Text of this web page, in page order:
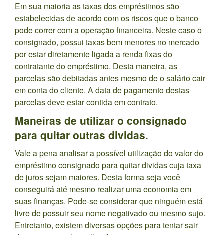
Em sua maioria as taxas dos empréstimos são
estabelecidas de acordo com os riscos que o banco
pode correr com a operação financeira. Neste caso o
consignado, possui taxas bem menores no mercado
por estar diretamente ligada a renda fixas do
contratante do empréstimo. Desta maneira, as
parcelas são debitadas antes mesmo de o salário cair
em conta do cliente. A data de pagamento destas
parcelas deve estar contida em contrato.
Maneiras de utilizar o consignado
para quitar outras dividas.
Vale a pena analisar a possível utilização do valor do
empréstimo consignado para quitar dividas cuja taxa
de juros sejam maiores. Desta forma seja você
conseguirá até mesmo realizar uma economia em
suas finanças. Pode-se considerar que ninguém está
livre de possuir seu nome negativado ou mesmo sujo.
Entretanto, existem diversas opções para tentar sair